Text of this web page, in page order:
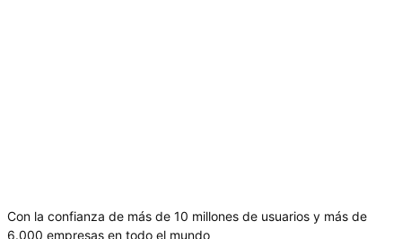
Con la confianza de más de 10 millones de usuarios y más de
6.000 empresas en todo el mundo